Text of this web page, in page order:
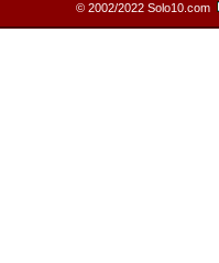
© 2002/2022 Solo10.com